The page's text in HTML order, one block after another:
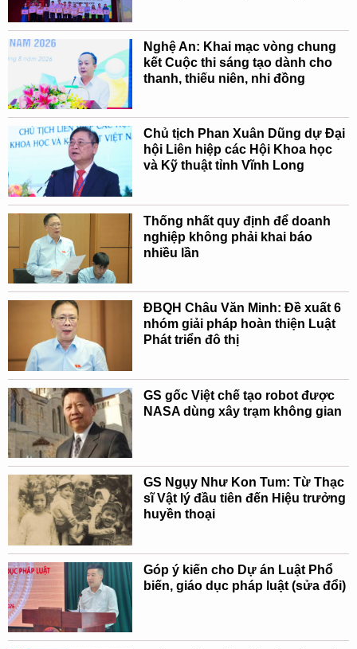
Nghệ An: Khai mạc vòng chung
kết Cuộc thi sáng tạo dành cho
thanh, thiếu niên, nhi đồng
Chủ tịch Phan Xuân Dũng dự Đại
hội Liên hiệp các Hội Khoa học
và Kỹ thuật tỉnh Vĩnh Long
Thống nhất quy định để doanh
nghiệp không phải khai báo
nhiều lần
ĐBQH Châu Văn Minh: Đề xuất 6
nhóm giải pháp hoàn thiện Luật
Phát triển đô thị
GS gốc Việt chế tạo robot được
NASA dùng xây trạm không gian
GS Ngụy Như Kon Tum: Từ Thạc
sĩ Vật lý đầu tiên đến Hiệu trưởng
huyền thoại
Góp ý kiến cho Dự án Luật Phổ
biến, giáo dục pháp luật (sửa đổi)